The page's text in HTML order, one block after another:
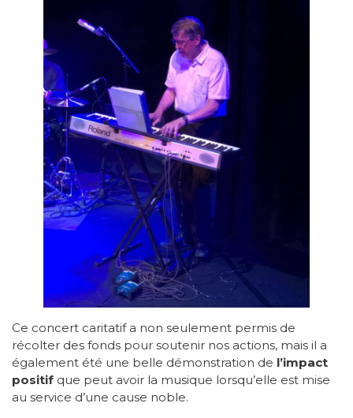
Ce concert caritatif a non seulement permis de
récolter des fonds pour soutenir nos actions, mais il a
également été une belle démonstration de l’impact
positif que peut avoir la musique lorsqu’elle est mise
au service d’une cause noble.